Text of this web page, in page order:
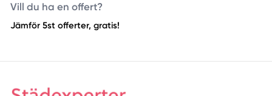
Vill du ha en offert?
Jämför 5st offerter, gratis!